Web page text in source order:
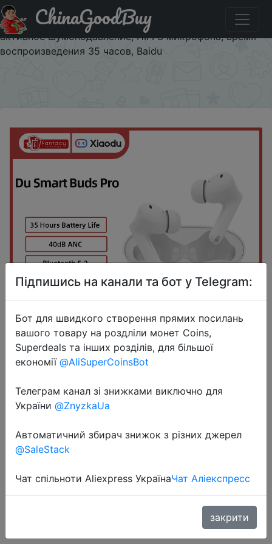
Купити на розпродажі Беспроводные наушники Xiaodu
Smart Buds Pro TWS, Bluetooth наушники, 40 дБ,
активное шумоподавление, HIFI 3 микрофона, время
воспроизведения 35 часов, Baidu
ChinaGoodBuy
2022-08-07
Беспроводные наушники Xiaodu
Smart Buds Pro TWS, Bluetooth
шумоподавление, HIFI 3
микрофона, время
воспроизведения 35 часов, Baidu
Підпишись на канали та бот у Telegram:
Бот для швидкого створення прямих посилань
вашого товару на роздліли монет Coins,
Superdeals та інших розділів, для більшої
економії @AliSuperCoinsBot
Телеграм канал зі знижками виключно для
України @ZnyzkaUa
Автоматичний збирач знижок з різних джерел
@SaleStack
Чат спільноти Aliexpress УкраїнаЧат Аліекспресс
закрити